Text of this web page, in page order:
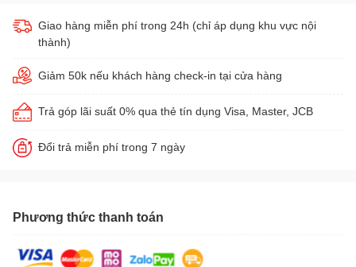
Giao hàng miễn phí trong 24h (chỉ áp dụng khu vực nội
thành)
Giảm 50k nếu khách hàng check-in tại cửa hàng
Trả góp lãi suất 0% qua thẻ tín dụng Visa, Master, JCB
Đổi trả miễn phí trong 7 ngày
Phương thức thanh toán